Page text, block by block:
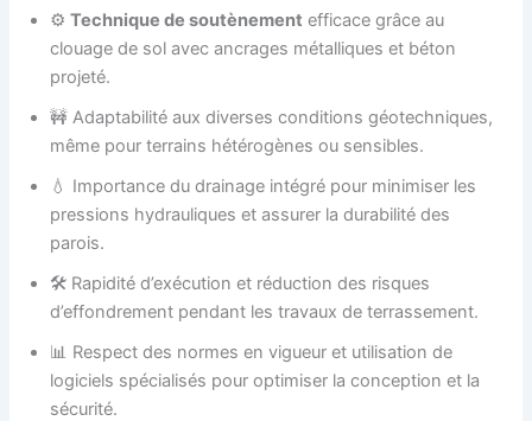
⚙️Technique de soutènement efficace grâce au
clouage de sol avec ancrages métalliques et béton
projeté.
🚧 Adaptabilité aux diverses conditions géotechniques,
même pour terrains hétérogènes ou sensibles.
💧 Importance du drainage intégré pour minimiser les
pressions hydrauliques et assurer la durabilité des
parois.
🛠️ Rapidité d’exécution et réduction des risques
d’effondrement pendant les travaux de terrassement.
📊 Respect des normes en vigueur et utilisation de
logiciels spécialisés pour optimiser la conception et la
sécurité.